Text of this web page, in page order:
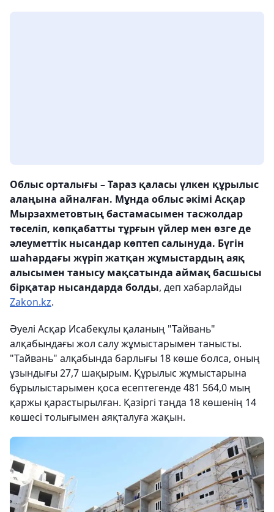
Облыс орталығы – Тараз қаласы үлкен құрылыс
алаңына айналған. Мұнда облыс әкімі Асқар
Мырзахметовтың бастамасымен тасжолдар
төселіп, көпқабатты тұрғын үйлер мен өзге де
әлеуметтік нысандар көптеп салынуда. Бүгін
шаһардағы жүріп жатқан жұмыстардың аяқ
алысымен танысу мақсатында аймақ басшысы
бірқатар нысандарда болды, деп хабарлайды
Zakon.kz.
Әуелі Асқар Исабекұлы қаланың "Тайвань"
алқабындағы жол салу жұмыстарымен танысты.
"Тайвань" алқабында барлығы 18 көше болса, оның
ұзындығы 27,7 шақырым. Құрылыс жұмыстарына
бұрылыстарымен қоса есептегенде 481 564,0 мың
қаржы қарастырылған. Қазіргі таңда 18 көшенің 14
көшесі толығымен аяқталуға жақын.